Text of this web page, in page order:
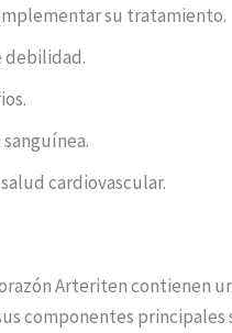
su tratamiento.
debilidad.
cardiovascular.
Arteriten contienen
componentes